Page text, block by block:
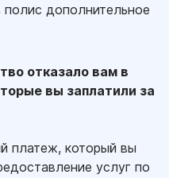
дополнительное
отказало вам в
вы заплатили за
платеж, который вы
услуг по